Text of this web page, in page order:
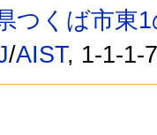
つくば市東
/AIST, 1-1-1-